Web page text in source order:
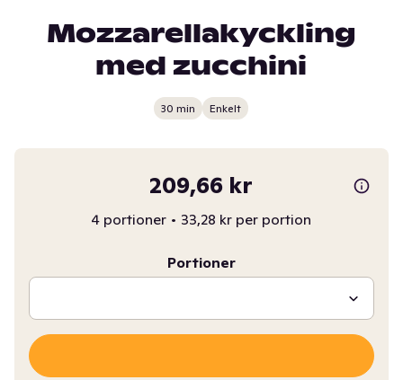
Mozzarellakyckling
med zucchini
30 min Enkelt
209,66 kr
4 portioner • 33,28 kr per portion
Portioner